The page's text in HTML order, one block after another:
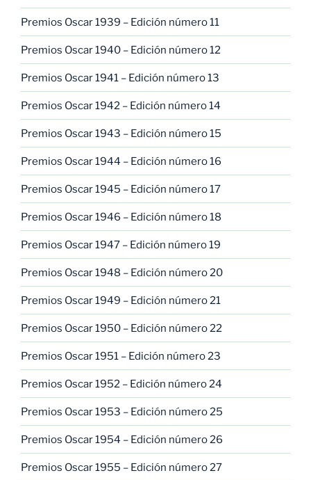
Premios Oscar 1939 – Edición número 11
Premios Oscar 1940 – Edición número 12
Premios Oscar 1941 – Edición número 13
Premios Oscar 1942 – Edición número 14
Premios Oscar 1943 – Edición número 15
Premios Oscar 1944 – Edición número 16
Premios Oscar 1945 – Edición número 17
Premios Oscar 1946 – Edición número 18
Premios Oscar 1947 – Edición número 19
Premios Oscar 1948 – Edición número 20
Premios Oscar 1949 – Edición número 21
Premios Oscar 1950 – Edición número 22
Premios Oscar 1951 – Edición número 23
Premios Oscar 1952 – Edición número 24
Premios Oscar 1953 – Edición número 25
Premios Oscar 1954 – Edición número 26
Premios Oscar 1955 – Edición número 27